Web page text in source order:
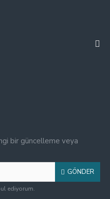
bir güncelleme veya
GÖNDER
ediyorum.